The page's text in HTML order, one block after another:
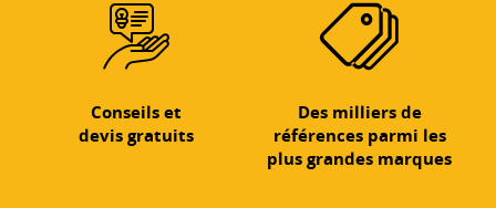
Conseils et
devis gratuits
Des milliers de
références parmi les
plus grandes marques